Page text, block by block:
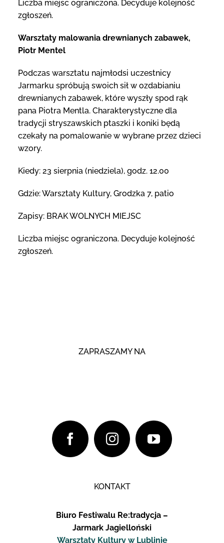
Liczba miejsc ograniczona. Decyduje kolejność
zgłoszeń.
Warsztaty malowania drewnianych zabawek,
Piotr Mentel
Podczas warsztatu najmłodsi uczestnicy
Jarmarku spróbują swoich sił w ozdabianiu
drewnianych zabawek, które wyszły spod rąk
pana Piotra Mentla. Charakterystyczne dla
tradycji stryszawskich ptaszki i koniki będą
czekały na pomalowanie w wybrane przez dzieci
wzory.
Kiedy: 23 sierpnia (niedziela), godz. 12.00
Gdzie: Warsztaty Kultury, Grodzka 7, patio
Zapisy: BRAK WOLNYCH MIEJSC
Liczba miejsc ograniczona. Decyduje kolejność
zgłoszeń.
ZAPRASZAMY NA
KONTAKT
Biuro Festiwalu Re:tradycja –
Jarmark Jagielloński
Warsztaty Kultury w Lublinie